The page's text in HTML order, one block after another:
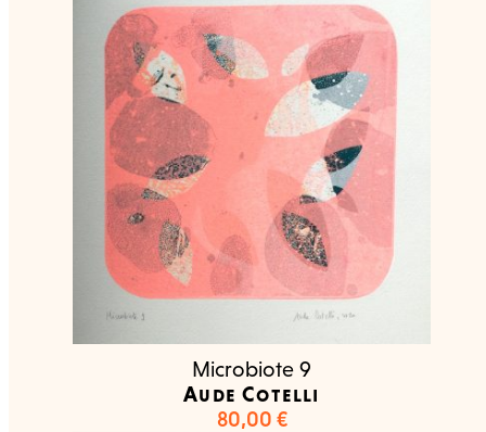
Microbiote 9
Aude Cotelli
80,00 €